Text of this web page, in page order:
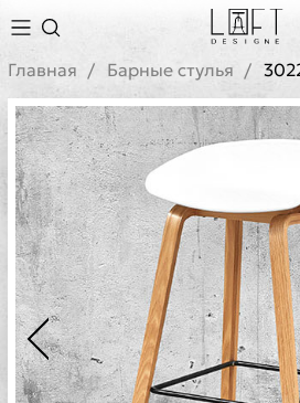
Главная Барные стулья